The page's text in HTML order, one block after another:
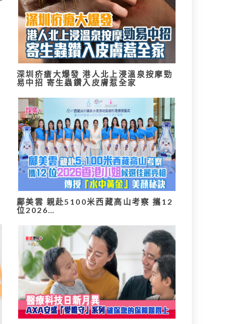
深圳疥瘡大爆發 港人北上浸溫泉按摩勁
易中招 寄生蟲鑽入皮膚惹全家
鄺美雲 親赴5100米西藏高山考察 攜12
位2026…